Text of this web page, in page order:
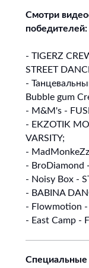
Смотри
победителей:
- TIGERZ
STREET
-
Bubble gum
- M&M's -
- EKZOTIK
VARSITY;
-
- BroDiamond
- Noisy Box -
- BABINA
- Flowmotion -
- East Camp -
Специальные